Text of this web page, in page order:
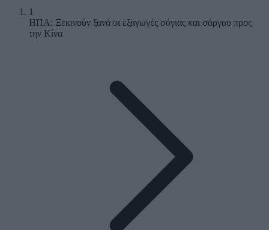
1
ΗΠΑ: Ξεκινούν ξανά οι εξαγωγές σόγιας και σόργου προς
την Κίνα